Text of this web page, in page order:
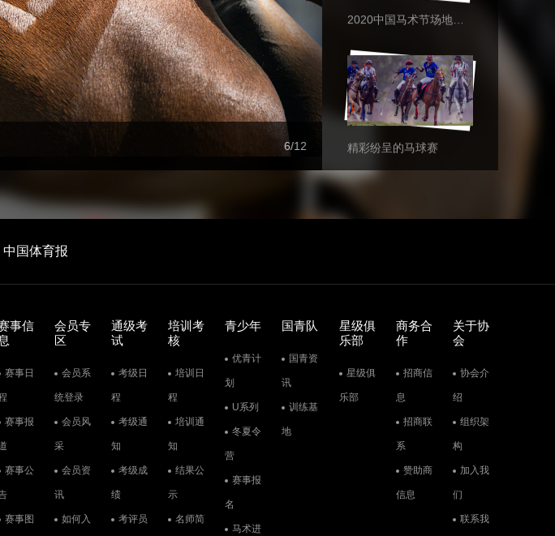
6 12 精彩纷呈的马球赛
马术赛场上的暖心时刻
中国体育报
事信
赛事日
赛事报
赛事公
赛事图
会员专
区
会员系
统登录
会员风
采
会员资
讯
如何入
通级考
试
考级日
程
考级通
知
考级成
绩
考评员
培训考
核
培训日
程
培训通
知
结果公
示
名师简
青少年
优青计
划
U系列
冬夏令
营
赛事报
名
马术进
国青队
国青资
讯
训练基
地
星级俱
乐部
星级俱
乐部
商务合
作
招商信
息
招商联
系
赞助商
信息
关于协
会
协会介
绍
组织架
构
加入我
们
联系我